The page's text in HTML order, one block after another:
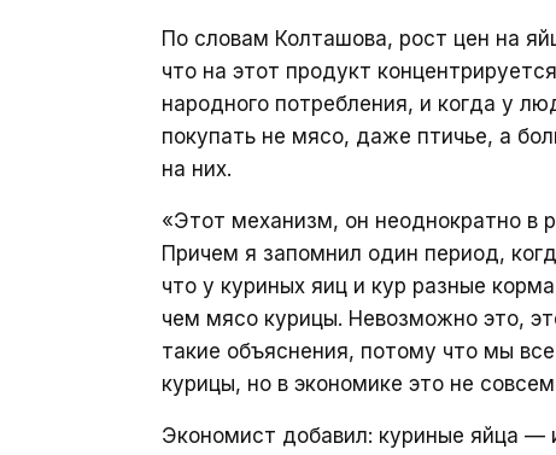
По словам Колташова, рост цен на
что на этот продукт
народного потребления, и когда у
покупать не мясо, даже птичье, а
на них.
«Этот механизм, он неоднократно в
Причем я запомнил один период,
что у куриных яиц и кур разные
чем мясо курицы. Невозможно это,
такие объяснения, потому что мы
курицы, но в экономике это не
Экономист добавил: куриные яйца —